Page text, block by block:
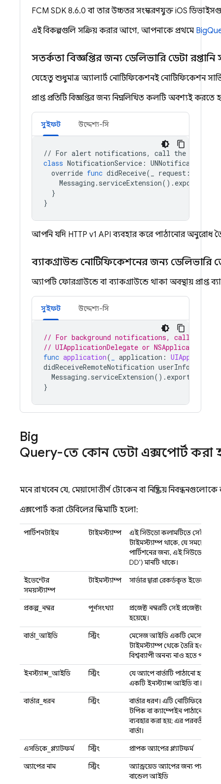
FCM SDK 8.6.0 বা তার উচ্চতর সংস্করণযুক্ত iOS
এই বিকল্পগুলি সক্রিয় করার আগে, আপনাকে প্রথমে
সতর্কতা বিজ্ঞপ্তির জন্য ডেলিভারি ডেটা
যেহেতু শুধুমাত্র অ্যালার্ট নোটিফিকেশনই নোটিফিকেশন
প্রাপ্ত প্রতিটি বিজ্ঞপ্তির জন্য নিম্নলিখিত কলটি অবশ্যই করতে
সুইফট উদ্দেশ্য-সি
// For alert notifications, call the
class NotificationService :
override func didReceive( request :
Messaging . serviceExtension() .
}
}
আপনি যদি HTTP v1 API ব্যবহার করে পাঠানোর অনুরোধ
ব্যাকগ্রাউন্ড নোটিফিকেশনের জন্য ডেলিভারি
অ্যাপটি ফোরগ্রাউন্ডে বা ব্যাকগ্রাউন্ডে থাকা অবস্থায়
সুইফট উদ্দেশ্য-সি
// For background notifications, call the
// UIApplicationDelegate or
func application( application :
didReceiveRemoteNotification userInfo
Messaging . serviceExtension().
}
Big
Query-তে কোন ডেটা এক্সপোর্ট করা
মনে রাখবেন যে, মেয়াদোত্তীর্ণ টোকেন বা নিষ্ক্রিয়
এক্সপোর্ট করা টেবিলের স্কিমাটি হলো:
পার্টিশনটাইম টাইমস্ট্যাম্প
এই সিউডো কলামটিতে সেই
টাইমস্ট্যাম্প থাকে, যে সময়ে
পার্টিশনের জন্য, এই সিউডো
DD') মানটি থাকে।
ইভেন্টের
সময়স্ট্যাম্প
টাইমস্ট্যাম্প সার্ভার দ্বারা রেকর্ডকৃত ইভেন্টের
প্রকল্প_নম্বর পূর্ণসংখ্যা
প্রজেক্ট নম্বরটি সেই প্রজেক্টকে
হয়েছে।
বার্তা_আইডি
স্ট্রিং
মেসেজ আইডি একটি মেসেজকে
টাইমস্ট্যাম্প থেকে তৈরি হওয়ায়,
বিশ্বব্যাপী অনন্য নাও হতে পারে।
ইনস্ট্যান্স_আইডি
স্ট্রিং
যে অ্যাপে বার্তাটি পাঠানো হয়
একটি ইনস্ট্যান্স আইডি বা
বার্তার_ধরন
স্ট্রিং
বার্তার ধরণ। এটি নোটিফিকেশন
টপিক বা ক্যাম্পেইন পাঠানোর
ব্যবহার করা হয়; এর পরবর্তী
বার্তা।
এসডিকে_প্ল্যাটফর্ম
স্ট্রিং
প্রাপক অ্যাপের প্ল্যাটফর্ম
অ্যাপের নাম
স্ট্রিং
অ্যান্ড্রয়েড অ্যাপের জন্য
বান্ডেল আইডি